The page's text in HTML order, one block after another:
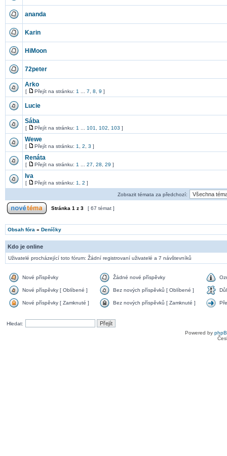
ananda
Karin
HiMoon
72peter
Arko
[ Přejít na stránku: 1 7 8 9 ]
Lucie
Sába
[ Přejít na stránku: 1 101 102 103 ]
Wewe
[ Přejít na stránku: 1 2 3 ]
Renáta
[ Přejít na stránku: 1 27 28 29 ]
lva
[ Přejít na stránku: 1 2 ]
Zobrazit témata za předchozí:
Stránka 1 z 3 [ 67 témat ]
Obsah fóra » Deníčky
Kdo je online
Uživatelé procházející toto fórum: Žádní registrovaní uživatelé a 7 návštevníků
Nové příspěvky Žádné nové příspěvky
Nové příspěvky [ Oblíbené ] Bez nových příspěvků [ Oblíbené ]
Nové příspěvky [ Zamknuté ] Bez nových příspěvků [ Zamknuté ]
Hledat:
Powered by